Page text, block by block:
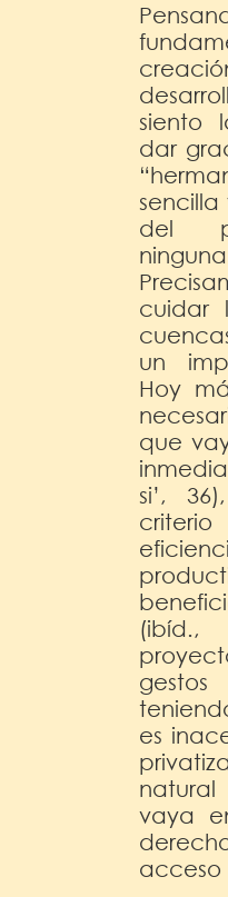
siento
dar
del
cuidar
un
Hoy
que
si’,
es
vaya
acceso